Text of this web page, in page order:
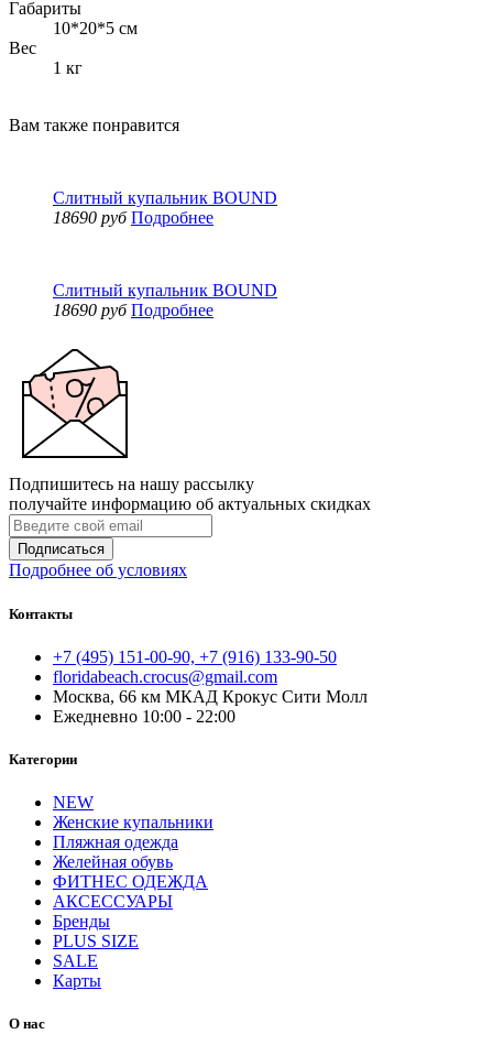
Габариты
10*20*5 см
Вес
1 кг
Вам также понравится
Слитный купальник BOUND
18690 руб Подробнее
Слитный купальник BOUND
18690 руб Подробнее
Подпишитесь на нашу рассылку
получайте информацию об актуальных скидках
Подписаться
Подробнее об условиях
Контакты
+7 (495) 151-00-90, +7 (916) 133-90-50
floridabeach.crocus@gmail.com
Москва, 66 км МКАД Крокус Сити Молл
Ежедневно 10:00 - 22:00
Категории
NEW
Женские купальники
Пляжная одежда
Желейная обувь
ФИТНЕС ОДЕЖДА
АКСЕССУАРЫ
Бренды
PLUS SIZE
SALE
Карты
О нас